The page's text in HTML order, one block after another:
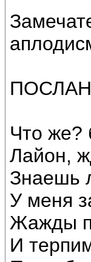
Что же?
Лайон,
Знаешь
У меня
Жажды
И